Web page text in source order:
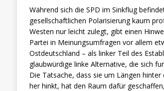
Während sich die SPD im Sinkflug
gesellschaftlichen Polarisierung kaum
Westen nur leicht zulegt, gibt einen
Partei in Meinungsumfragen vor allem
Ostdeutschland – als linker Teil des
glaubwürdige linke Alternative, die sich
Die Tatsache, dass sie um Längen
her hinkt, hat den Raum dafür